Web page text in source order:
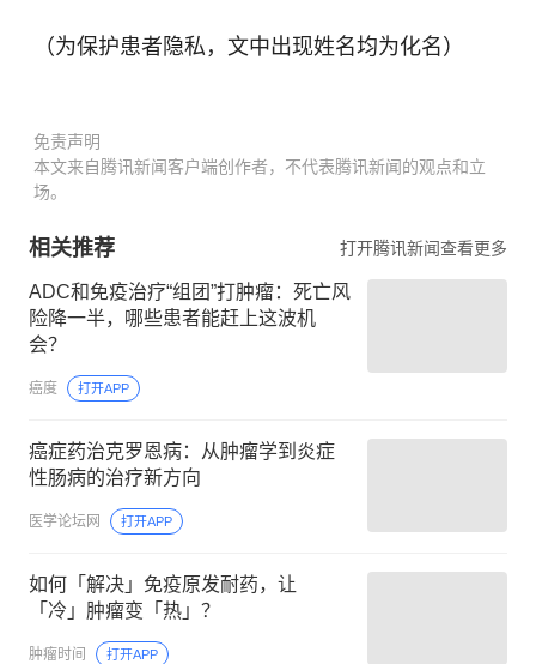
（为保护患者隐私，文中出现姓名均为化名）
免责声明
本文来自腾讯新闻客户端创作者，不代表腾讯新闻的观点和立
场。
相关推荐 打开腾讯新闻查看更多
ADC和免疫治疗“组团”打肿瘤：死亡风
险降一半，哪些患者能赶上这波机
会？
癌度 打开APP
癌症药治克罗恩病：从肿瘤学到炎症
性肠病的治疗新方向
医学论坛网 打开APP
如何「解决」免疫原发耐药，让
「冷」肿瘤变「热」？
肿瘤时间 打开APP